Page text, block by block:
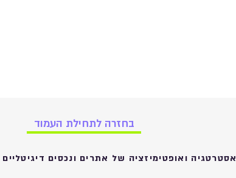
בחזרה לתחילת העמוד
אסטרטגיה ואופטימיזציה של אתרים ונכסים דיגיטליים